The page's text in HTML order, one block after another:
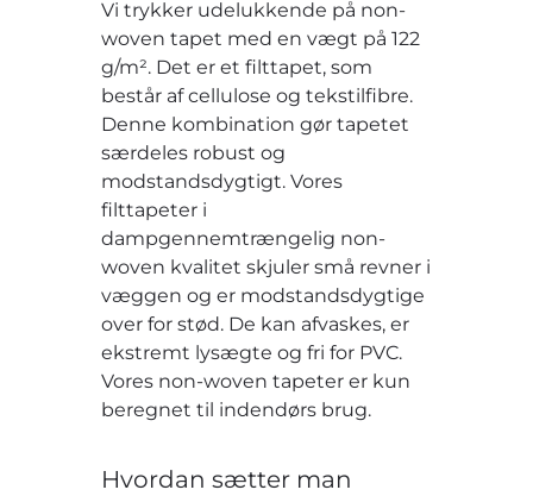
Vi trykker udelukkende på non-
woven tapet med en vægt på 122
g/m². Det er et filttapet, som
består af cellulose og tekstilfibre.
Denne kombination gør tapetet
særdeles robust og
modstandsdygtigt. Vores
filttapeter i
dampgennemtrængelig non-
woven kvalitet skjuler små revner i
væggen og er modstandsdygtige
over for stød. De kan afvaskes, er
ekstremt lysægte og fri for PVC.
Vores non-woven tapeter er kun
beregnet til indendørs brug.
Hvordan sætter man